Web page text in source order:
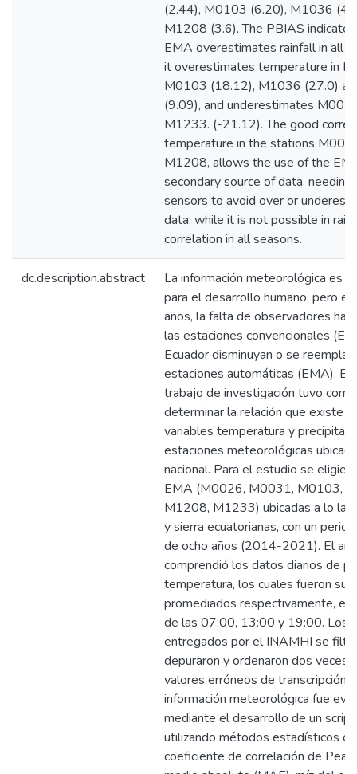
(2.44), M0103 (6.20), M1036
M1208 (3.6). The PBIAS
EMA overestimates rainfall in all
it overestimates temperature in
M0103 (18.12), M1036 (27.0)
(9.09), and underestimates
M1233. (-21.12). The good
temperature in the stations
M1208, allows the use of the
secondary source of data,
sensors to avoid over or
data; while it is not possible in
correlation in all seasons.
dc.description.abstract
La información meteorológica es
para el desarrollo humano, pero
años, la falta de observadores ha
las estaciones convencionales
Ecuador disminuyan o se
estaciones automáticas (EMA). El
trabajo de investigación tuvo
determinar la relación que existe
variables temperatura y
estaciones meteorológicas
nacional. Para el estudio se
EMA (M0026, M0031, M0103,
M1208, M1233) ubicadas a lo
y sierra ecuatorianas, con un
de ocho años (2014-2021). El
comprendió los datos diarios de
temperatura, los cuales fueron
promediados respectivamente, en
de las 07:00, 13:00 y 19:00. Los
entregados por el INAMHI se
depuraron y ordenaron dos veces,
valores erróneos de transcripción.
información meteorológica fue
mediante el desarrollo de un
utilizando métodos estadísticos
coeficiente de correlación de